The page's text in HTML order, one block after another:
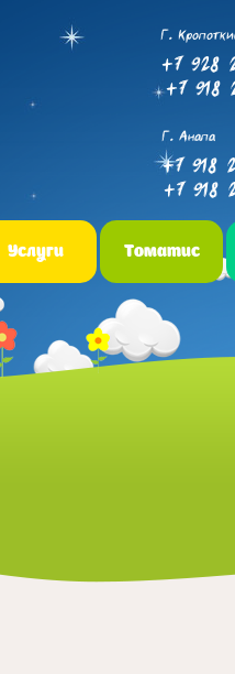
Г.
+7 928
+7 918
Г. Анапа
+7 918
+7 918
Услуги Томатис